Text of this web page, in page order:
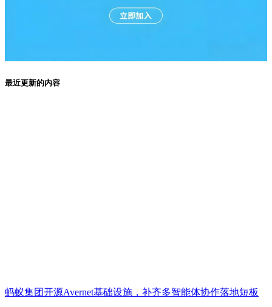
最近更新的内容
蚂蚁集团开源Avernet基础设施，补齐多智能体协作落地短板